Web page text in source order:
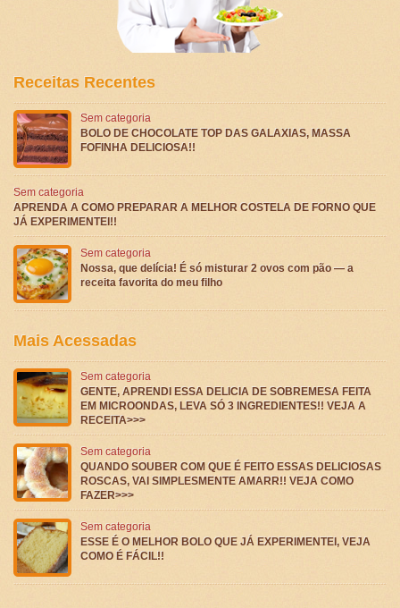
Receitas Recentes
Sem categoria
BOLO DE CHOCOLATE TOP DAS GALAXIAS, MASSA
FOFINHA DELICIOSA!!
Sem categoria
APRENDA A COMO PREPARAR A MELHOR COSTELA DE FORNO QUE
JÁ EXPERIMENTEI!!
Sem categoria
Nossa, que delícia! É só misturar 2 ovos com pão — a
receita favorita do meu filho
Mais Acessadas
Sem categoria
GENTE, APRENDI ESSA DELICIA DE SOBREMESA FEITA
EM MICROONDAS, LEVA SÓ 3 INGREDIENTES!! VEJA A
RECEITA>>>
Sem categoria
QUANDO SOUBER COM QUE É FEITO ESSAS DELICIOSAS
ROSCAS, VAI SIMPLESMENTE AMARR!! VEJA COMO
FAZER>>>
Sem categoria
ESSE É O MELHOR BOLO QUE JÁ EXPERIMENTEI, VEJA
COMO É FÁCIL!!